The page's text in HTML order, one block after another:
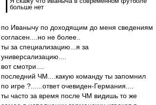
больше нет
по Иванычу по доходящим до меня сведениям
согласен....но не более..
ты за специализацию...я за
универсализацию....
вот смотри....
последний ЧМ....какую команду ты запомнил
по игре ?......ответ очевиден-Германия....
ты часто за время после ЧМ видишь то же